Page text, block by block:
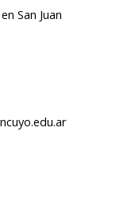
San Juan